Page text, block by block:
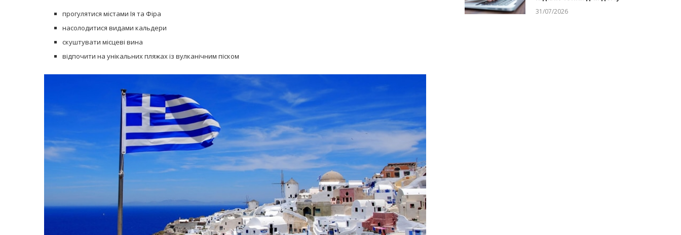
прогулятися містами Ія та Фіра
насолодитися видами кальдери
скуштувати місцеві вина
відпочити на унікальних пляжах із вулканічним піском
31/07/2026